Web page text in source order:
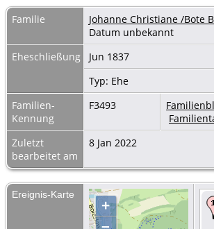
Familie Johanne Christiane /Bote
Datum unbekannt
Eheschließung
Jun 1837
Typ: Ehe
Familien-
Kennung
F3493
Zuletzt
bearbeitet am
8 Jan 2022
Ereignis-Karte
+